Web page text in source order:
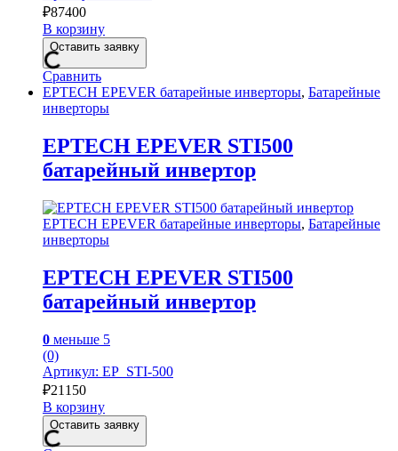
₽87400
В корзину
Оставить заявку
Сравнить
EPTECH EPEVER батарейные инверторы, Батарейные
инверторы
EPTECH EPEVER STI500
батарейный инвертор
EPTECH EPEVER батарейные инверторы, Батарейные
инверторы
EPTECH EPEVER STI500
батарейный инвертор
0 меньше 5
(0)
Артикул: EP_STI-500
₽21150
В корзину
Оставить заявку